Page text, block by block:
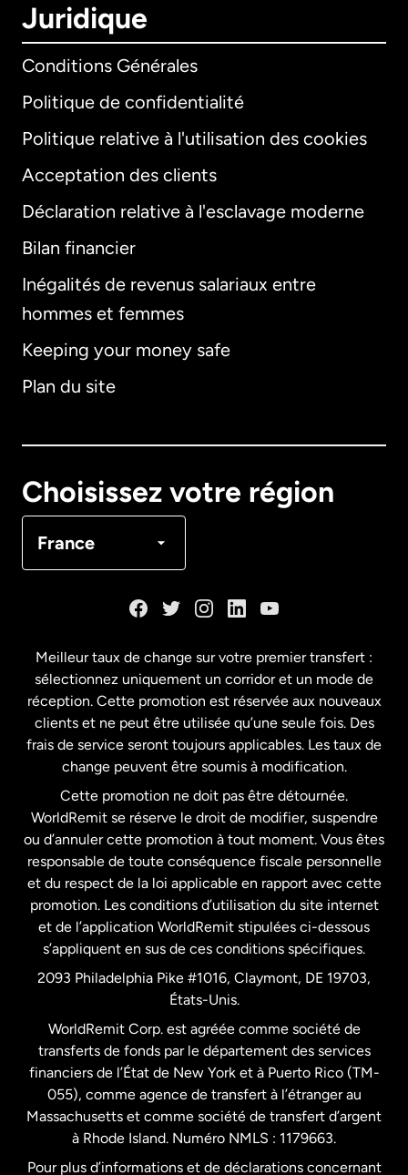
Juridique
Conditions Générales
Politique de confidentialité
Politique relative à l'utilisation des cookies
Acceptation des clients
Déclaration relative à l'esclavage moderne
Bilan financier
Inégalités de revenus salariaux entre
hommes et femmes
Keeping your money safe
Plan du site
Choisissez votre région
France
International
Allemagne
Français
États-Unis English
États-Unis Español
France
Malaisie
Nouvelle-Zélande
Pays-Bas
Royaume-Uni
Suède
Meilleur taux de change sur votre premier transfert :
sélectionnez uniquement un corridor et un mode de
réception. Cette promotion est réservée aux nouveaux
clients et ne peut être utilisée qu’une seule fois. Des
frais de service seront toujours applicables. Les taux de
change peuvent être soumis à modification.
Cette promotion ne doit pas être détournée.
WorldRemit se réserve le droit de modifier, suspendre
ou d’annuler cette promotion à tout moment. Vous êtes
responsable de toute conséquence fiscale personnelle
et du respect de la loi applicable en rapport avec cette
promotion. Les conditions d’utilisation du site internet
et de l’application WorldRemit stipulées ci-dessous
s’appliquent en sus de ces conditions spécifiques.
2093 Philadelphia Pike #1016, Claymont, DE 19703,
États-Unis.
WorldRemit Corp. est agréée comme société de
transferts de fonds par le département des services
financiers de l’État de New York et à Puerto Rico (TM-
055), comme agence de transfert à l’étranger au
Massachusetts et comme société de transfert d’argent
à Rhode Island. Numéro NMLS : 1179663.
Pour plus d’informations et de déclarations concernant